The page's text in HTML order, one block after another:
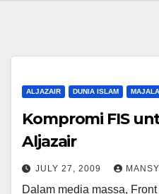
ALJAZAIR DUNIA ISLAM
Kompromi FIS
Aljazair
JULY 27, 2009
Dalam media massa,